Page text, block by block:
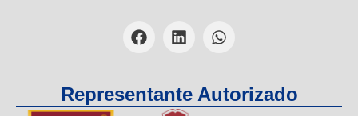
Representante Autorizado